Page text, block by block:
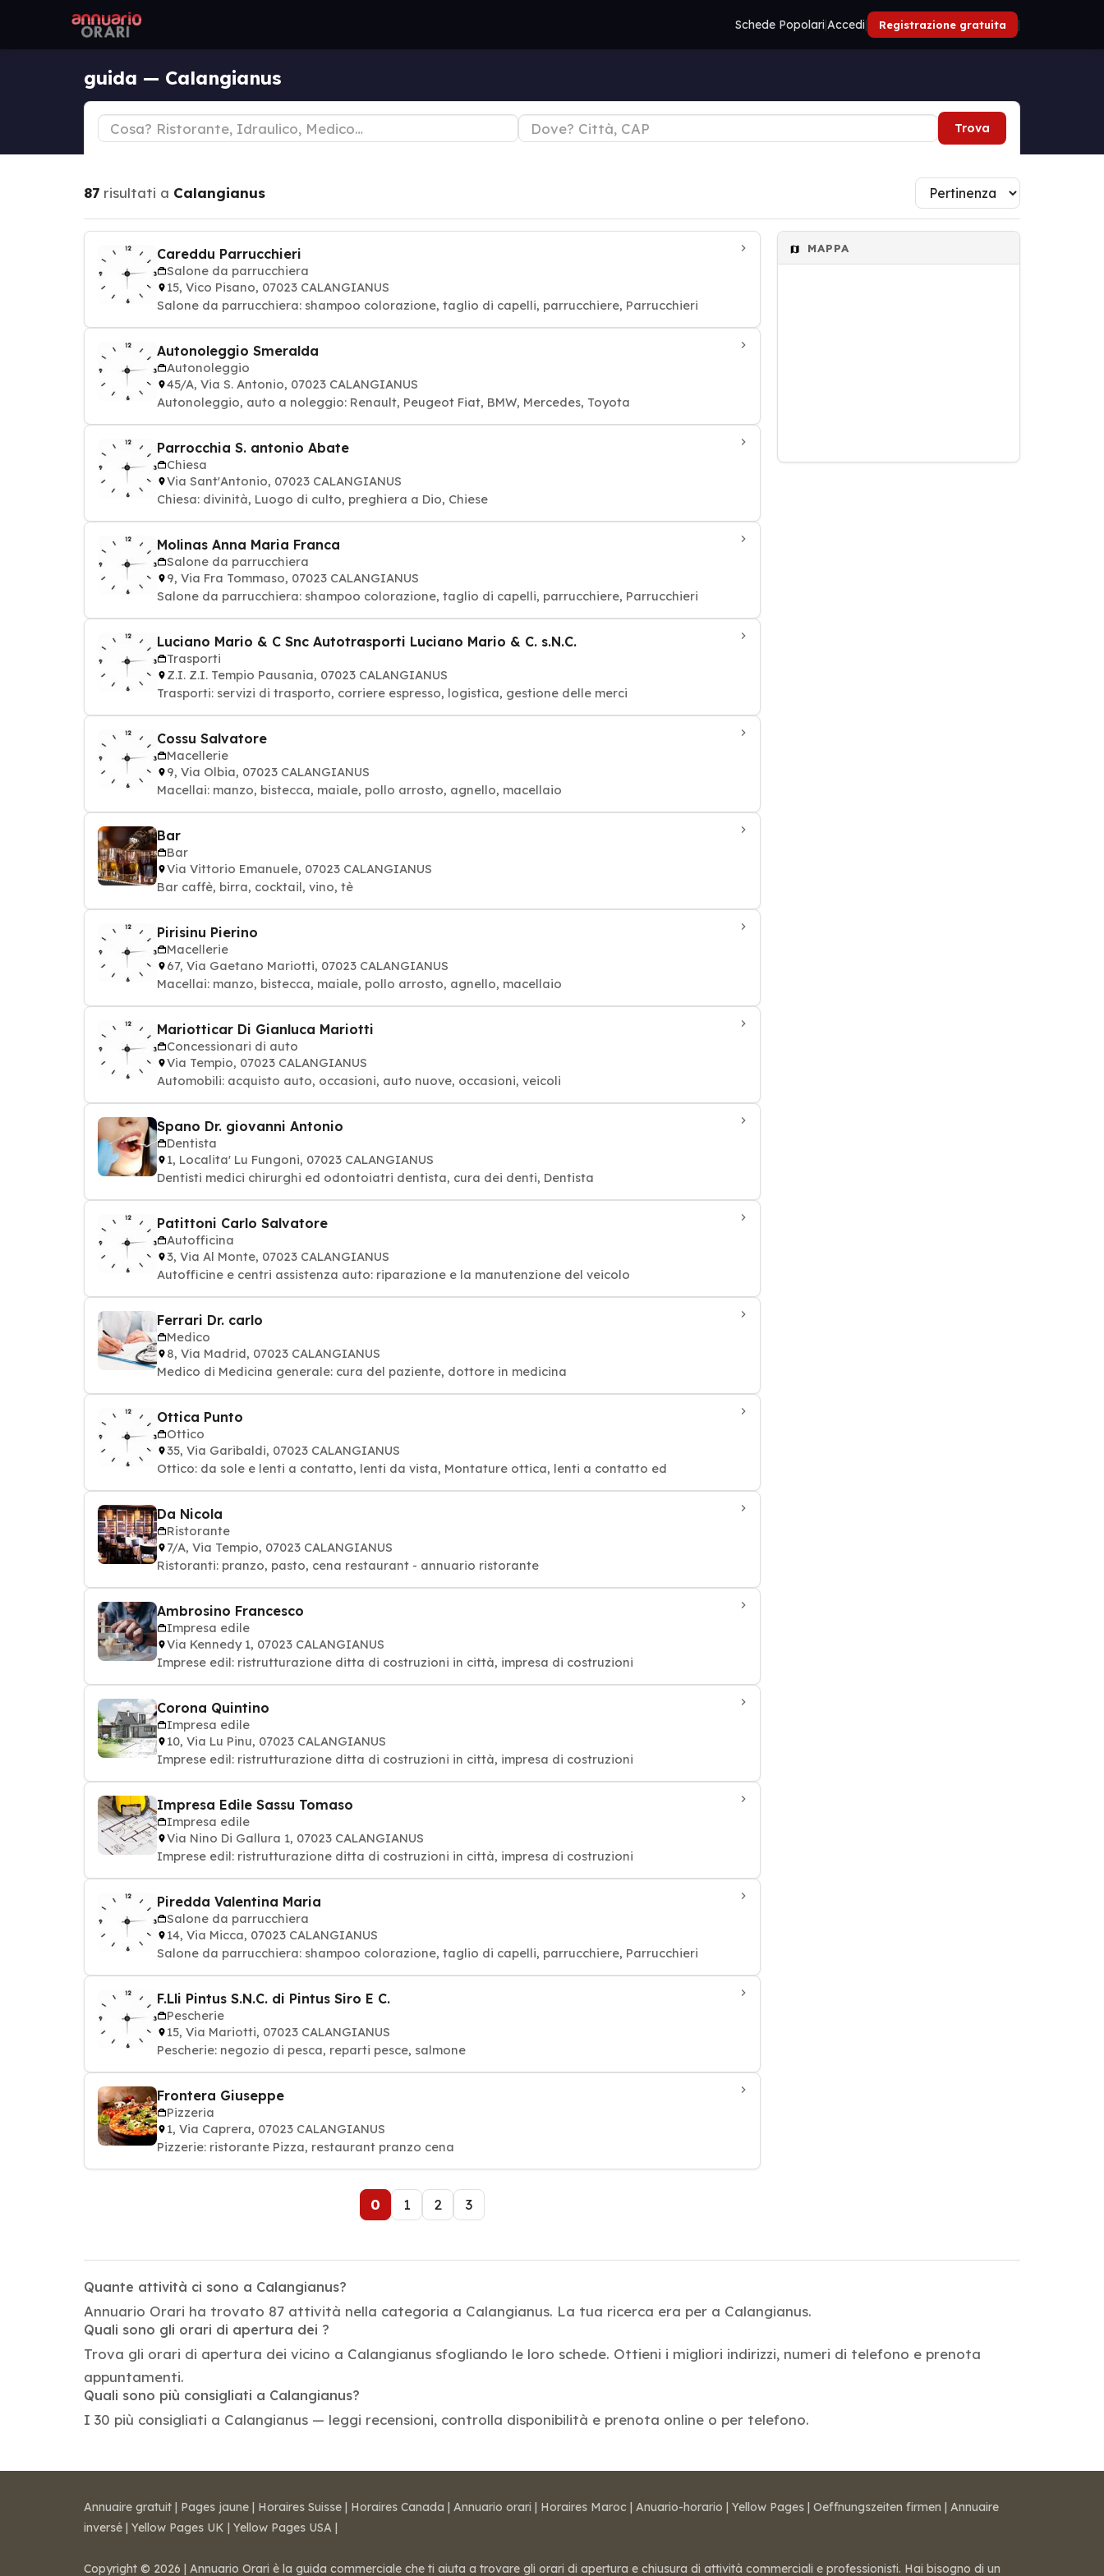
Schede Popolari|Accedi| Registrazione gratuita |
guida — Calangianus
Trova
87 risultati a Calangianus
Careddu Parrucchieri
Salone da parrucchiera
15, Vico Pisano, 07023 CALANGIANUS
Salone da parrucchiera: shampoo colorazione, taglio di capelli, parrucchiere, Parrucchieri
Autonoleggio Smeralda
Autonoleggio
45/A, Via S. Antonio, 07023 CALANGIANUS
Autonoleggio, auto a noleggio: Renault, Peugeot Fiat, BMW, Mercedes, Toyota
Parrocchia S. antonio Abate
Chiesa
Via Sant'Antonio, 07023 CALANGIANUS
Chiesa: divinità, Luogo di culto, preghiera a Dio, Chiese
Molinas Anna Maria Franca
Salone da parrucchiera
9, Via Fra Tommaso, 07023 CALANGIANUS
Salone da parrucchiera: shampoo colorazione, taglio di capelli, parrucchiere, Parrucchieri
Luciano Mario & C Snc Autotrasporti Luciano Mario & C. s.N.C.
Trasporti
Z.I. Z.I. Tempio Pausania, 07023 CALANGIANUS
Trasporti: servizi di trasporto, corriere espresso, logistica, gestione delle merci
Cossu Salvatore
Macellerie
9, Via Olbia, 07023 CALANGIANUS
Macellai: manzo, bistecca, maiale, pollo arrosto, agnello, macellaio
Bar
Bar
Via Vittorio Emanuele, 07023 CALANGIANUS
Bar caffè, birra, cocktail, vino, tè
Pirisinu Pierino
Macellerie
67, Via Gaetano Mariotti, 07023 CALANGIANUS
Macellai: manzo, bistecca, maiale, pollo arrosto, agnello, macellaio
Mariotticar Di Gianluca Mariotti
Concessionari di auto
Via Tempio, 07023 CALANGIANUS
Automobili: acquisto auto, occasioni, auto nuove, occasioni, veicoli
Spano Dr. giovanni Antonio
Dentista
1, Localita' Lu Fungoni, 07023 CALANGIANUS
Dentisti medici chirurghi ed odontoiatri dentista, cura dei denti, Dentista
Patittoni Carlo Salvatore
Autofficina
3, Via Al Monte, 07023 CALANGIANUS
Autofficine e centri assistenza auto: riparazione e la manutenzione del veicolo
Ferrari Dr. carlo
Medico
8, Via Madrid, 07023 CALANGIANUS
Medico di Medicina generale: cura del paziente, dottore in medicina
Ottica Punto
Ottico
35, Via Garibaldi, 07023 CALANGIANUS
Ottico: da sole e lenti a contatto, lenti da vista, Montature ottica, lenti a contatto ed
Da Nicola
Ristorante
7/A, Via Tempio, 07023 CALANGIANUS
Ristoranti: pranzo, pasto, cena restaurant - annuario ristorante
Ambrosino Francesco
Impresa edile
Via Kennedy 1, 07023 CALANGIANUS
Imprese edil: ristrutturazione ditta di costruzioni in città, impresa di costruzioni
Corona Quintino
Impresa edile
10, Via Lu Pinu, 07023 CALANGIANUS
Imprese edil: ristrutturazione ditta di costruzioni in città, impresa di costruzioni
Impresa Edile Sassu Tomaso
Impresa edile
Via Nino Di Gallura 1, 07023 CALANGIANUS
Imprese edil: ristrutturazione ditta di costruzioni in città, impresa di costruzioni
Piredda Valentina Maria
Salone da parrucchiera
14, Via Micca, 07023 CALANGIANUS
Salone da parrucchiera: shampoo colorazione, taglio di capelli, parrucchiere, Parrucchieri
F.Lli Pintus S.N.C. di Pintus Siro E C.
Pescherie
15, Via Mariotti, 07023 CALANGIANUS
Pescherie: negozio di pesca, reparti pesce, salmone
Frontera Giuseppe
Pizzeria
1, Via Caprera, 07023 CALANGIANUS
Pizzerie: ristorante Pizza, restaurant pranzo cena
0 1 2 3
MAPPA
Quante attività ci sono a Calangianus?
Annuario Orari ha trovato 87 attività nella categoria a Calangianus. La tua ricerca era per a Calangianus.
Quali sono gli orari di apertura dei ?
Trova gli orari di apertura dei vicino a Calangianus sfogliando le loro schede. Ottieni i migliori indirizzi, numeri di telefono e prenota
appuntamenti.
Quali sono più consigliati a Calangianus?
I 30 più consigliati a Calangianus — leggi recensioni, controlla disponibilità e prenota online o per telefono.
Annuaire gratuit | Pages jaune | Horaires Suisse | Horaires Canada | Annuario orari | Horaires Maroc | Anuario-horario | Yellow Pages | Oeffnungszeiten firmen | Annuaire
inversé | Yellow Pages UK | Yellow Pages USA |
Copyright © 2026 | Annuario Orari è la guida commerciale che ti aiuta a trovare gli orari di apertura e chiusura di attività commerciali e professionisti. Hai bisogno di un